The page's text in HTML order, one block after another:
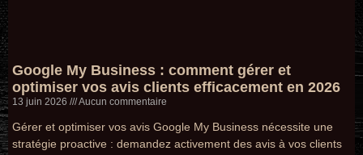
Google My Business : comment gérer et
optimiser vos avis clients efficacement en 2026
13 juin 2026 Aucun commentaire
Gérer et optimiser vos avis Google My Business nécessite une
stratégie proactive : demandez activement des avis à vos clients